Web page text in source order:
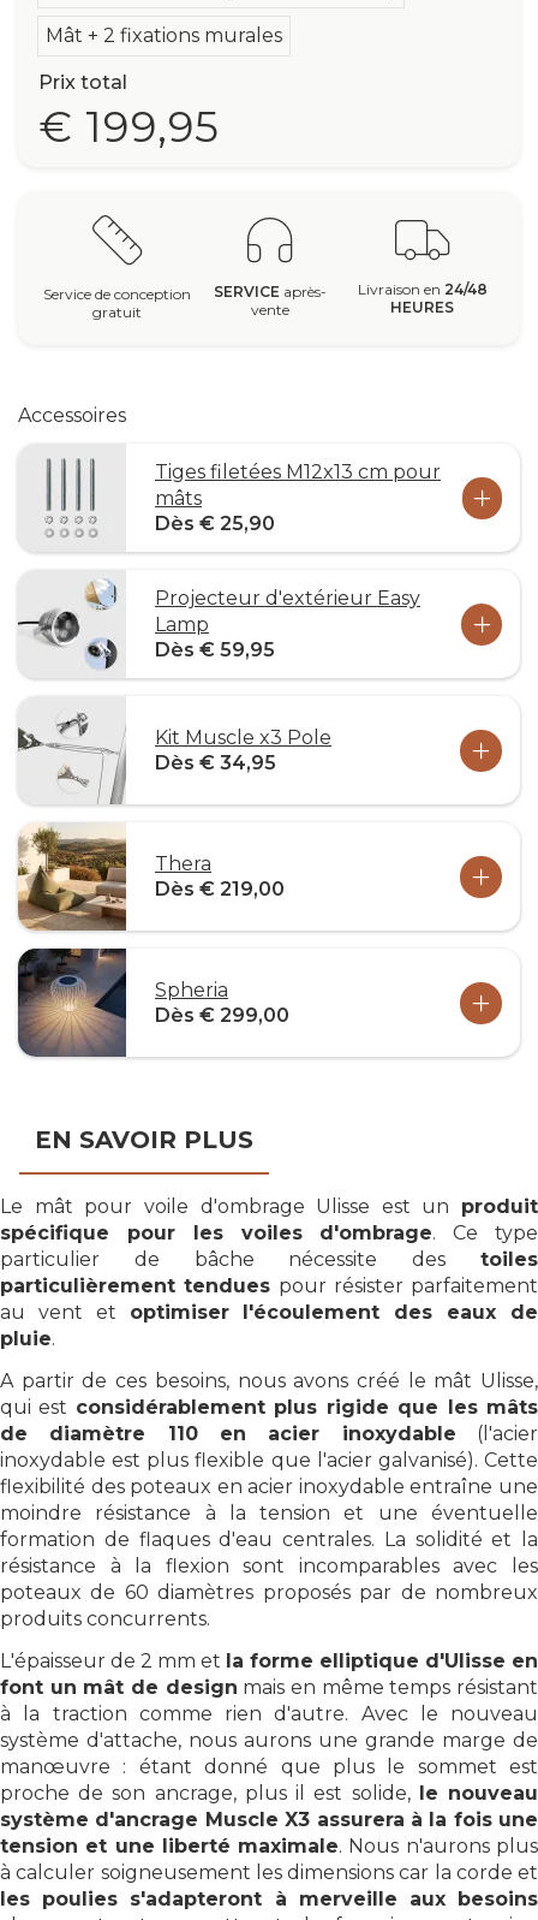
Mât + 2 fixations murales
Prix total
€ 199,95
Service de conception
gratuit
SERVICE après-
vente
Livraison en 24/48
HEURES
Accessoires
Tiges filetées M12x13 cm pour
mâts
Dès € 25,90
Projecteur d'extérieur Easy
Lamp
Dès € 59,95
Kit Muscle x3 Pole
Dès € 34,95
Thera
Dès € 219,00
Spheria
Dès € 299,00
EN SAVOIR PLUS
Le mât pour voile d'ombrage Ulisse est un produit
spécifique pour les voiles d'ombrage. Ce type
particulier de bâche nécessite des toiles
particulièrement tendues pour résister parfaitement
au vent et optimiser l'écoulement des eaux de
pluie.
A partir de ces besoins, nous avons créé le mât Ulisse,
qui est considérablement plus rigide que les mâts
de diamètre 110 en acier inoxydable (l'acier
inoxydable est plus flexible que l'acier galvanisé). Cette
flexibilité des poteaux en acier inoxydable entraîne une
moindre résistance à la tension et une éventuelle
formation de flaques d'eau centrales. La solidité et la
résistance à la flexion sont incomparables avec les
poteaux de 60 diamètres proposés par de nombreux
produits concurrents.
L'épaisseur de 2 mm et la forme elliptique d'Ulisse en
font un mât de design mais en même temps résistant
à la traction comme rien d'autre. Avec le nouveau
système d'attache, nous aurons une grande marge de
manœuvre : étant donné que plus le sommet est
proche de son ancrage, plus il est solide, le nouveau
système d'ancrage Muscle X3 assurera à la fois une
tension et une liberté maximale. Nous n'aurons plus
à calculer soigneusement les dimensions car la corde et
les poulies s'adapteront à merveille aux besoins